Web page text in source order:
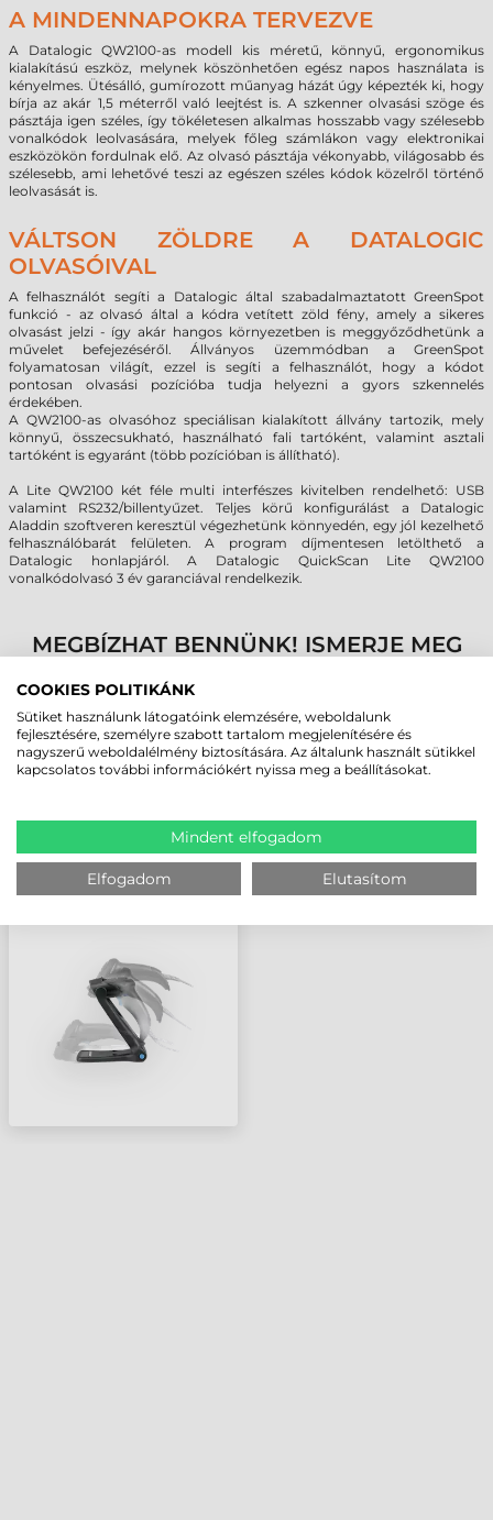
A MINDENNAPOKRA TERVEZVE
A Datalogic QW2100-as modell kis méretű, könnyű, ergonomikus
kialakítású eszköz, melynek köszönhetően egész napos használata is
kényelmes. Ütésálló, gumírozott műanyag házát úgy képezték ki, hogy
bírja az akár 1,5 méterről való leejtést is. A szkenner olvasási szöge és
pásztája igen széles, így tökéletesen alkalmas hosszabb vagy szélesebb
vonalkódok leolvasására, melyek főleg számlákon vagy elektronikai
eszközökön fordulnak elő. Az olvasó pásztája vékonyabb, világosabb és
szélesebb, ami lehetővé teszi az egészen széles kódok közelről történő
leolvasását is.
VÁLTSON ZÖLDRE A DATALOGIC
OLVASÓIVAL
A felhasználót segíti a Datalogic által szabadalmaztatott GreenSpot
funkció - az olvasó által a kódra vetített zöld fény, amely a sikeres
olvasást jelzi - így akár hangos környezetben is meggyőződhetünk a
művelet befejezéséről. Állványos üzemmódban a GreenSpot
folyamatosan világít, ezzel is segíti a felhasználót, hogy a kódot
pontosan olvasási pozícióba tudja helyezni a gyors szkennelés
érdekében.
A QW2100-as olvasóhoz speciálisan kialakított állvány tartozik, mely
könnyű, összecsukható, használható fali tartóként, valamint asztali
tartóként is egyaránt (több pozícióban is állítható).
A Lite QW2100 két féle multi interfészes kivitelben rendelhető: USB
valamint RS232/billentyűzet. Teljes körű konfigurálást a Datalogic
Aladdin szoftveren keresztül végezhetünk könnyedén, egy jól kezelhető
felhasználóbarát felületen. A program díjmentesen letölthető a
Datalogic honlapjáról. A Datalogic QuickScan Lite QW2100
vonalkódolvasó 3 év garanciával rendelkezik.
MEGBÍZHAT BENNÜNK! ISMERJE MEG
KÖVESSE BE YOUTUBE CSATORNÁNKAT!
DATALOGIC QUICKSCAN
LITE QW2100
COOKIES POLITIKÁNK
Sütiket használunk látogatóink elemzésére, weboldalunk
fejlesztésére, személyre szabott tartalom megjelenítésére és
nagyszerű weboldalélmény biztosítására. Az általunk használt sütikkel
kapcsolatos további információkért nyissa meg a beállításokat.
Mindent elfogadom
Elfogadom Elutasítom